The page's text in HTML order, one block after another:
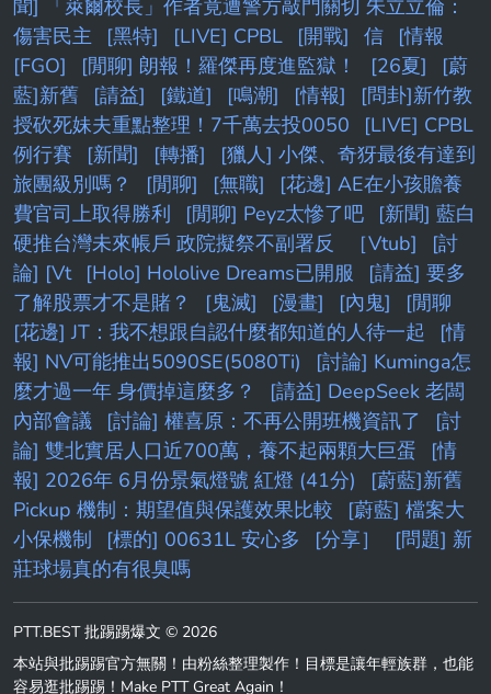
聞] 「萊爾校長」作者竟遭警方敲門關切 朱立立倫：
傷害民主
[黑特] [LIVE] CPBL [開戰] 信
[情報
[FGO]
[閒聊] 朗報！羅傑再度進監獄！ [26夏]
[蔚
藍]新舊
[請益] [鐵道] [鳴潮] [情報]
[問卦]新竹教
授砍死妹夫重點整理！7千萬去投0050
[LIVE] CPBL
例行賽
[新聞] [轉播]
[獵人] 小傑、奇犽最後有達到
旅團級別嗎？
[閒聊] [無職]
[花邊] AE在小孩贍養
費官司上取得勝利
[閒聊] Peyz太慘了吧
[新聞] 藍白
硬推台灣未來帳戶 政院擬祭不副署反
［Vtub]
[討
論] [Vt
[Holo] Hololive Dreams已開服
[請益] 要多
了解股票才不是賭？
[鬼滅] [漫畫] [內鬼]
[閒聊
[花邊] JT：我不想跟自認什麼都知道的人待一起
[情
報] NV可能推出5090SE(5080Ti)
[討論] Kuminga怎
麼才過一年 身價掉這麼多？
[請益] DeepSeek 老闆
內部會議
[討論] 權喜原：不再公開班機資訊了
[討
論] 雙北實居人口近700萬，養不起兩顆大巨蛋
[情
報] 2026年 6月份景氣燈號 紅燈 (41分)
[蔚藍]新舊
Pickup 機制：期望值與保護效果比較
[蔚藍] 檔案大
小保機制
[標的] 00631L 安心多 [分享］
[問題] 新
莊球場真的有很臭嗎
PTT.BEST 批踢踢爆文 © 2026
本站與批踢踢官方無關！由粉絲整理製作！目標是讓年輕族群，也能
容易逛批踢踢！Make PTT Great Again！